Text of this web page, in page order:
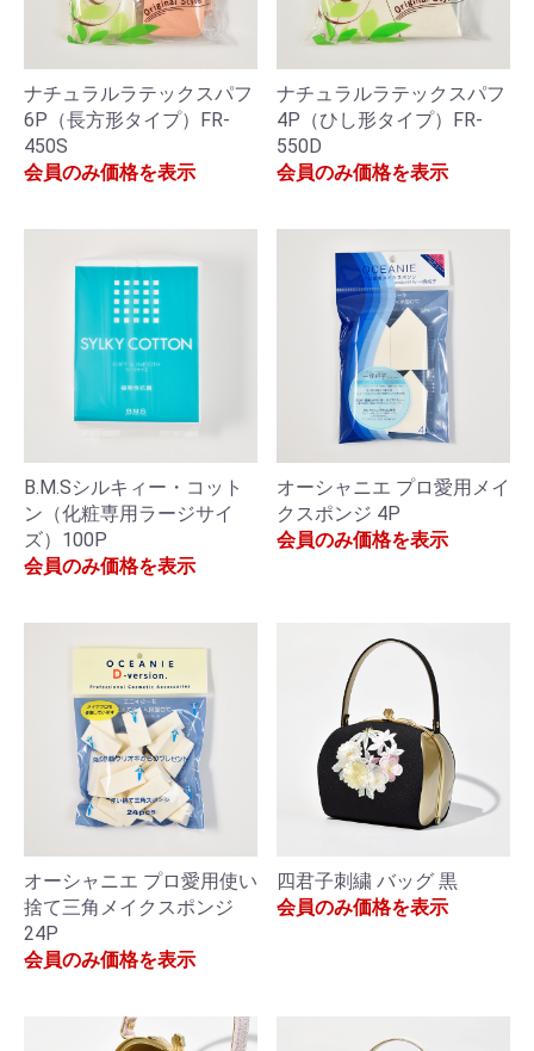
ナチュラルラテックスパフ
6P（長方形タイプ）FR-
450S
会員のみ価格を表示
ナチュラルラテックスパフ
4P（ひし形タイプ）FR-
550D
会員のみ価格を表示
B.M.Sシルキィー・コット
ン（化粧専用ラージサイ
ズ）100P
会員のみ価格を表示
オーシャニエ プロ愛用メイ
クスポンジ 4P
会員のみ価格を表示
オーシャニエ プロ愛用使い
捨て三角メイクスポンジ
24P
会員のみ価格を表示
四君子刺繍 バッグ 黒
会員のみ価格を表示